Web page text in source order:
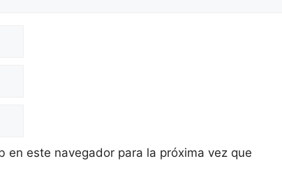
en este navegador para la próxima vez que